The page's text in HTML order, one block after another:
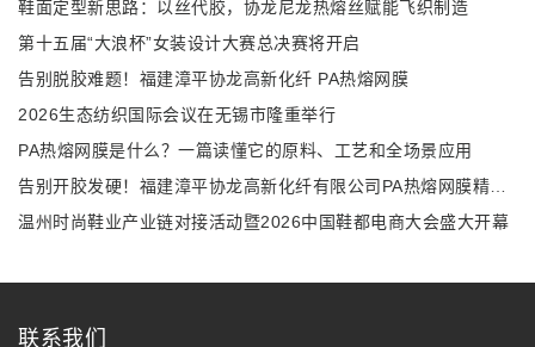
鞋面定型新思路：以丝代胶，协龙尼龙热熔丝赋能飞织制造
第十五届“大浪杯”女装设计大赛总决赛将开启
告别脱胶难题！福建漳平协龙高新化纤 PA热熔网膜
2026生态纺织国际会议在无锡市隆重举行
PA热熔网膜是什么？一篇读懂它的原料、工艺和全场景应用
温州时尚鞋业产业链对接活动暨2026中国鞋都电商大会盛大开幕
联系我们